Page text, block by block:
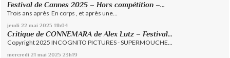
Festival de Cannes 2025 – Hors compétition –...
Trois ans après En corps , et après une...
jeudi 22 mai 2025 11h04
Critique de CONNEMARA de Alex Lutz – Festival...
Copyright 2025 INCOGNITO PICTURES - SUPERMOUCHE...
mercredi 21 mai 2025 23h19